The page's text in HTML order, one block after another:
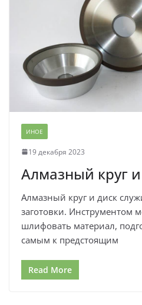
ИНОЕ
19 декабря 2023
Алмазный круг
Алмазный круг и диск
заготовки. Инструментом
шлифовать материал,
самым к предстоящим
Read More